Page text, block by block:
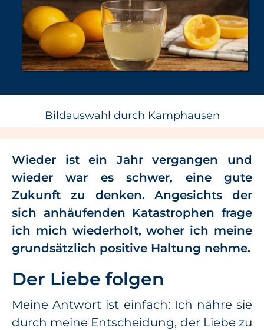
Bildauswahl durch Kamphausen
Wieder ist ein Jahr vergangen und
wieder war es schwer, eine gute
Zukunft zu denken. Angesichts der
sich anhäufenden Katastrophen frage
ich mich wiederholt, woher ich meine
grundsätzlich positive Haltung nehme.
Der Liebe folgen
Meine Antwort ist einfach: Ich nähre sie
durch meine Entscheidung, der Liebe zu